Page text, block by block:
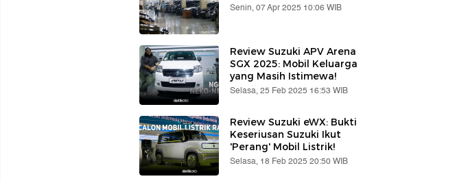
Senin, 07 Apr 2025 10:06 WIB
Review Suzuki APV Arena
SGX 2025: Mobil Keluarga
yang Masih Istimewa!
Selasa, 25 Feb 2025 16:53 WIB
Review Suzuki eWX: Bukti
Keseriusan Suzuki Ikut
'Perang' Mobil Listrik!
Selasa, 18 Feb 2025 20:50 WIB